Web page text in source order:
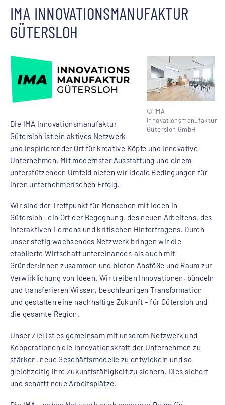
IMA INNOVATIONSMANUFAKTUR
GÜTERSLOH
© IMA
Innovationsmanufaktur
Gütersloh GmbH
Die IMA Innovationsmanufaktur
Gütersloh ist ein aktives Netzwerk
und inspirierender Ort für kreative Köpfe und innovative
Unternehmen. Mit modernster Ausstattung und einem
unterstützenden Umfeld bieten wir ideale Bedingungen für
Ihren unternehmerischen Erfolg.
Wir sind der Treffpunkt für Menschen mit Ideen in
Gütersloh– ein Ort der Begegnung, des neuen Arbeitens, des
interaktiven Lernens und kritischen Hinterfragens. Durch
unser stetig wachsendes Netzwerk bringen wir die
etablierte Wirtschaft untereinander, als auch mit
Gründer:innen zusammen und bieten Anstöße und Raum zur
Verwirklichung von Ideen. Wir treiben Innovationen, bündeln
und transferieren Wissen, beschleunigen Transformation
und gestalten eine nachhaltige Zukunft – für Gütersloh und
die gesamte Region.
Unser Ziel ist es gemeinsam mit unserem Netzwerk und
Kooperationen die Innovationskraft der Unternehmen zu
stärken, neue Geschäftsmodelle zu entwickeln und so
gleichzeitig ihre Zukunftsfähigkeit zu sichern. Dies sichert
und schafft neue Arbeitsplätze.